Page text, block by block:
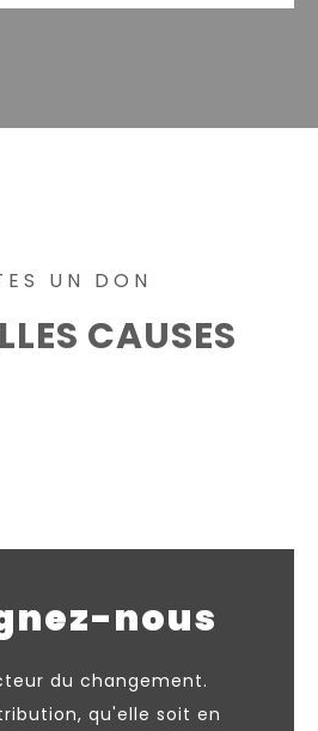
UN DON
CAUSES
nous
du changement.
qu'elle soit en